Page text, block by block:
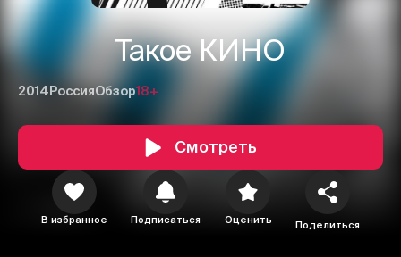
Такое КИНО
2014 РоссияОбзор18+
Смотреть
В избранное Подписаться Оценить Поделиться